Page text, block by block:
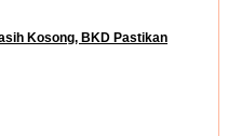
Kosong, BKD Pastikan